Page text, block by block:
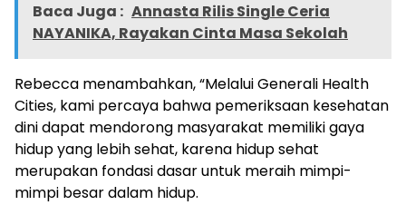
Baca Juga : Annasta Rilis Single Ceria
NAYANIKA, Rayakan Cinta Masa Sekolah
Rebecca menambahkan, “Melalui Generali Health
Cities, kami percaya bahwa pemeriksaan kesehatan
dini dapat mendorong masyarakat memiliki gaya
hidup yang lebih sehat, karena hidup sehat
merupakan fondasi dasar untuk meraih mimpi-
mimpi besar dalam hidup.